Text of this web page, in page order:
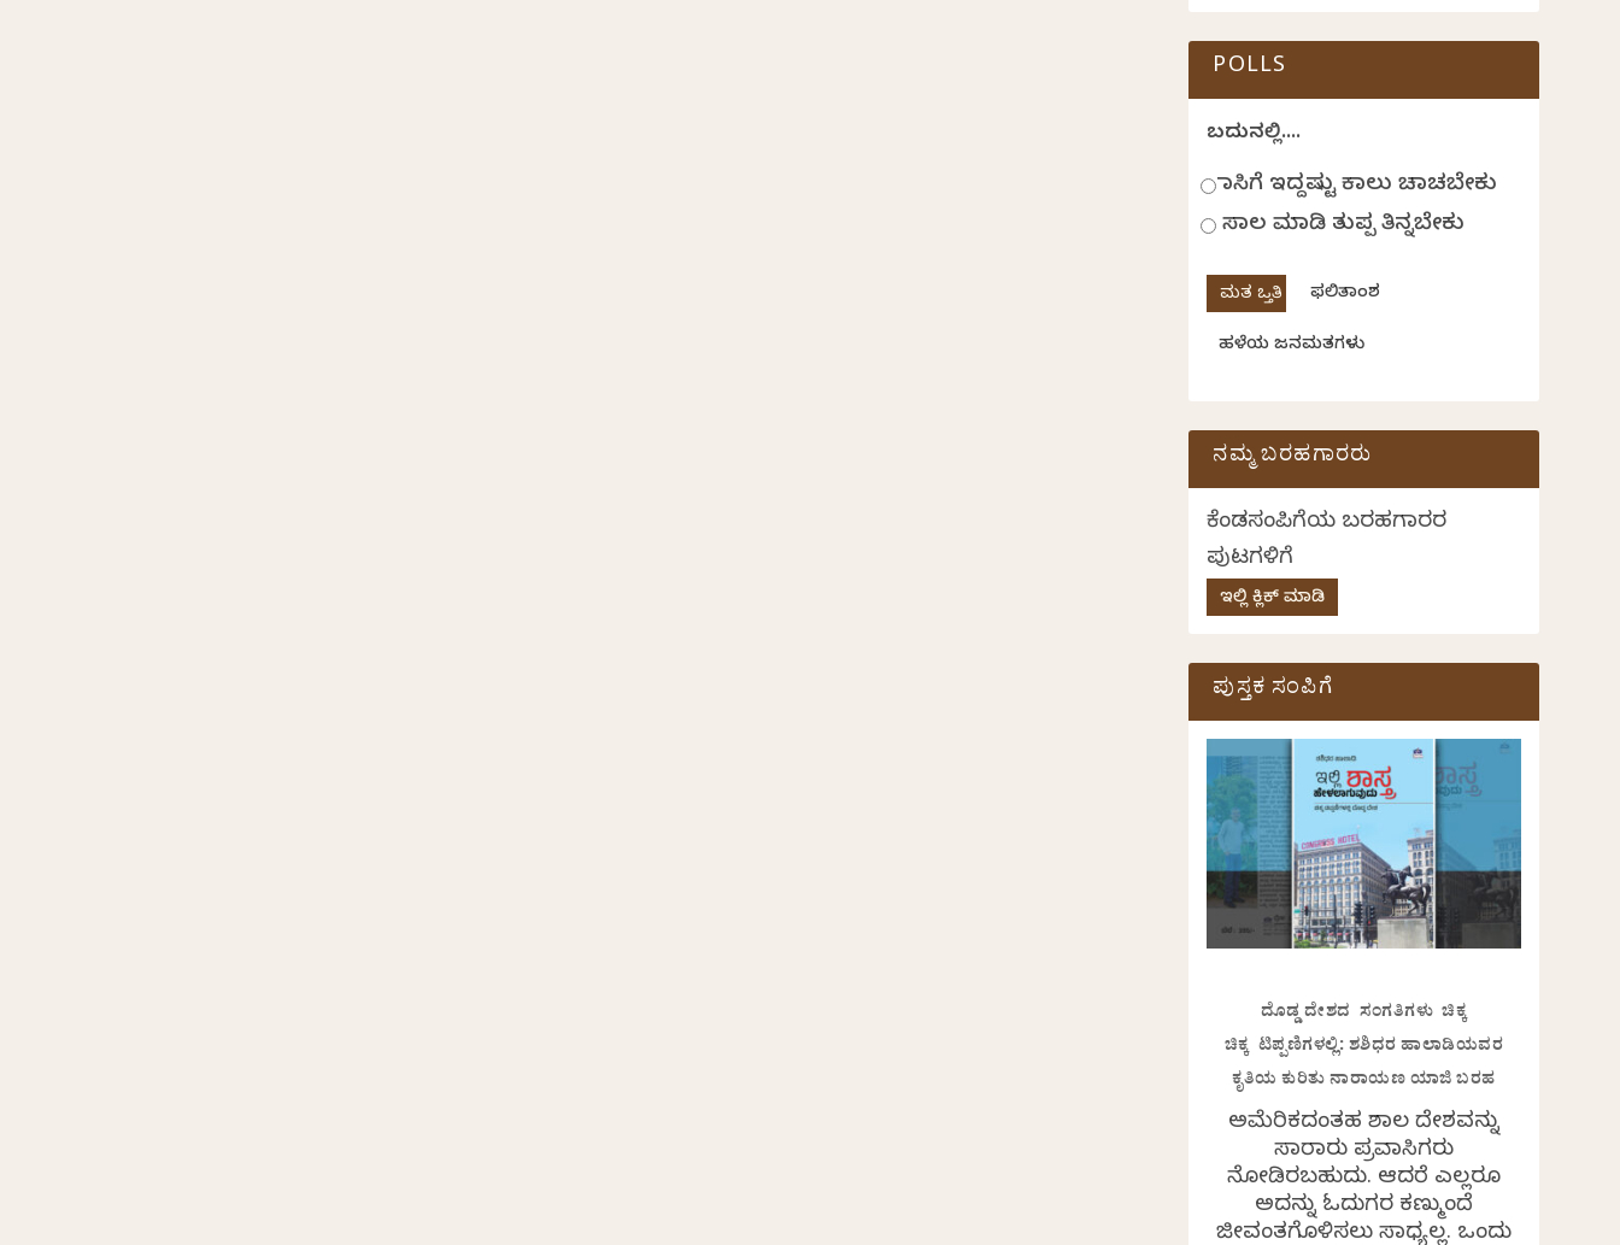
POLLS
ಬದುಕಿನಲ್ಲಿ....
ಹಾಸಿಗೆ ಇದ್ದಷ್ಟು ಕಾಲು ಚಾಚಬೇಕು
ಸಾಲ ಮಾಡಿ ತುಪ್ಪ ತಿನ್ನಬೇಕು
ಫಲಿತಾಂಶ
ಹಳೆಯ ಜನಮತಗಳು
ನಮ್ಮ ಬರಹಗಾರರು
ಕೆಂಡಸಂಪಿಗೆಯ ಬರಹಗಾರರ
ಪುಟಗಳಿಗೆ
ಇಲ್ಲಿ ಕ್ಲಿಕ್ ಮಾಡಿ
ಪುಸ್ತಕ ಸಂಪಿಗೆ
ದೊಡ್ಡ ದೇಶದ ಸಂಗತಿಗಳು ಚಿಕ್ಕ
ಚಿಕ್ಕ ಟಿಪ್ಪಣಿಗಳಲ್ಲಿ: ಶಶಿಧರ ಹಾಲಾಡಿಯವರ
ಕೃತಿಯ ಕುರಿತು ನಾರಾಯಣ ಯಾಜಿ ಬರಹ
ಅಮೆರಿಕದಂತಹ ವಿಶಾಲ ದೇಶವನ್ನು
ಸಾವಿರಾರು ಪ್ರವಾಸಿಗರು
ನೋಡಿರಬಹುದು. ಆದರೆ ಎಲ್ಲರೂ
ಅದನ್ನು ಓದುಗರ ಕಣ್ಮುಂದೆ
ಜೀವಂತಗೊಳಿಸಲು ಸಾಧ್ಯವಿಲ್ಲ. ಒಂದು